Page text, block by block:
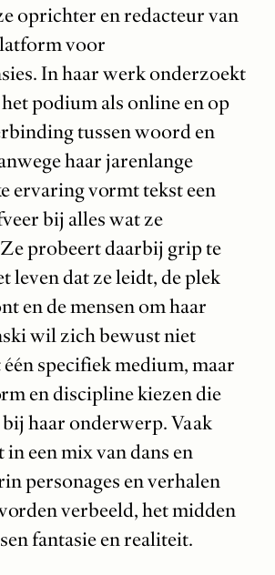
oprichter en redacteur van
voor
In haar werk onderzoekt
podium als online en op
tussen woord en
haar jarenlange
ervaring vormt tekst een
bij alles wat ze
probeert daarbij grip te
leven dat ze leidt, de plek
en de mensen om haar
wil zich bewust niet
specifiek medium, maar
en discipline kiezen die
bij haar onderwerp. Vaak
een mix van dans en
personages en verhalen
verbeeld, het midden
fantasie en realiteit.